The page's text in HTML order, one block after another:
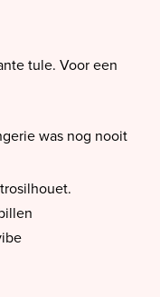
tule. Voor een
was nog nooit